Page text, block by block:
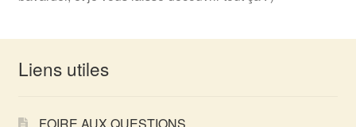
Liens utiles